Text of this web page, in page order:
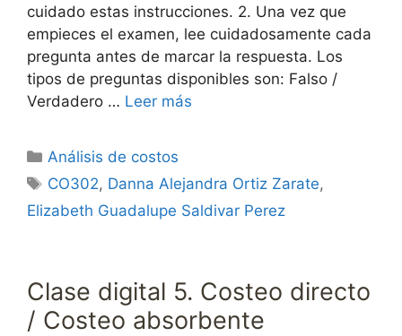
cuidado estas instrucciones. 2. Una vez que
empieces el examen, lee cuidadosamente cada
pregunta antes de marcar la respuesta. Los
tipos de preguntas disponibles son: Falso /
Verdadero … Leer más
Categorías
Análisis de costos
Etiquetas
CO302, Danna Alejandra Ortiz Zarate,
Elizabeth Guadalupe Saldivar Perez
Clase digital 5. Costeo directo
/ Costeo absorbente